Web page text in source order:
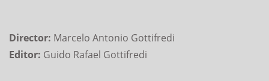
Director: Marcelo Antonio Gottifredi
Editor: Guido Rafael Gottifredi